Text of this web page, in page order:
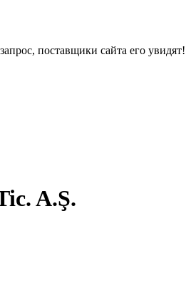
поставщики сайта его увидят!
A.Ş.